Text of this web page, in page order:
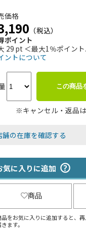
価格
（税込）
ポイント
29 pt ＜最大1％ポイン
ントについて
この商品
※キャンセル・返品は
舗の在庫を確認する
気に入りに追加
商品
をお気に入りに追加すると、
ます。